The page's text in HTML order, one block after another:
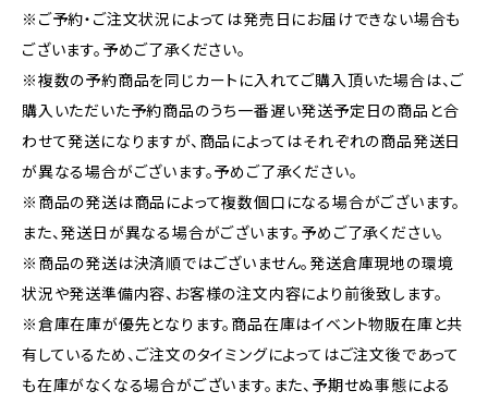
※ご予約・ご注文状況によっては発売日にお届けできない場合も
ございます。予めご了承ください。
※複数の予約商品を同じカートに入れてご購入頂いた場合は、ご
購入いただいた予約商品のうち一番遅い発送予定日の商品と合
わせて発送になりますが、商品によってはそれぞれの商品発送日
が異なる場合がございます。予めご了承ください。
※商品の発送は商品によって複数個口になる場合がございます。
また、発送日が異なる場合がございます。予めご了承ください。
※商品の発送は決済順ではございません。発送倉庫現地の環境
状況や発送準備内容、お客様の注文内容により前後致します。
※倉庫在庫が優先となります。商品在庫はイベント物販在庫と共
有しているため、ご注文のタイミングによってはご注文後であって
も在庫がなくなる場合がございます。また、予期せぬ事態による